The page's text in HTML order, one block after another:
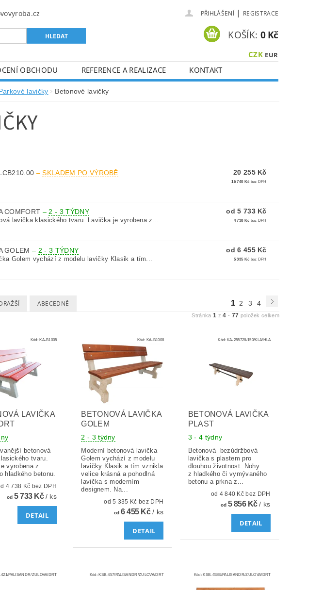
PŘIHLÁŠENÍ | REGISTRACE
CZK EUR
KOŠÍK: 0 Kč
OBCHODU REFERENCE A REALIZACE
KONTAKT
lavičky Betonové lavičky
–SKLADEM PO VÝROBĚ 20 255 Kč
16 740 Kč bez DPH
COMFORT –2 - 3 TÝDNY
lavička klasického tvaru. Lavička je vyrobena z...
od 5 733 Kč
4 738 Kč bez DPH
GOLEM– 2 - 3 TÝDNY
Golem vychází z modelu lavičky Klasik a tím...
od 6 455 Kč
5 335 Kč bez DPH
ABECEDNĚ 1 2 3 4
Stránka1 z4 - 77 položek celkem
Kód:KA-B1005
LAVIČKA
betonová
tvaru.
vyrobena z
hladkého betonu.
od 4 738 Kč bez DPH
od5 733 Kč/ ks
DETAIL
Kód: KA-B1008
BETONOVÁ LAVIČKA
GOLEM
2 - 3 týdny
Moderní betonová lavička
Golem vychází z modelu
lavičky Klasik a tím vznikla
velice krásná a pohodlná
lavička s moderním
designem. Na...
od 5 335 Kč bez DPH
od6 455 Kč/ ks
DETAIL
Kód: KA-255728/150/KLA/HLA
BETONOVÁ LAVIČKA
PLAST
3 - 4 týdny
Betonová bezúdržbová
lavička s plastem pro
dlouhou životnost. Nohy
z hladkého či vymývaného
betonu a prkna z...
od 4 840 Kč bez DPH
od5 856 Kč/ ks
DETAIL
421/PALISANDR/ZULOVA/DRT Kód:KSB-457/PALISANDR/ZULOVA/DRT Kód:KSB-458B/PALISANDR/ZULOVA/DRT